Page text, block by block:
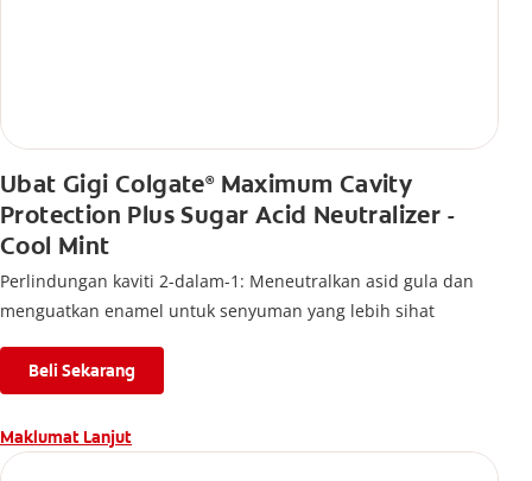
Ubat Gigi Colgate®Maximum Cavity
Protection Plus Sugar Acid Neutralizer -
Cool Mint
Perlindungan kaviti 2-dalam-1: Meneutralkan asid gula dan
menguatkan enamel untuk senyuman yang lebih sihat
Beli Sekarang
Maklumat Lanjut